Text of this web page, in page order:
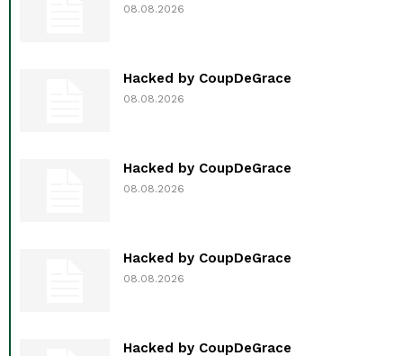
08.08.2026
Hacked by CoupDeGrace
08.08.2026
Hacked by CoupDeGrace
08.08.2026
Hacked by CoupDeGrace
08.08.2026
Hacked by CoupDeGrace